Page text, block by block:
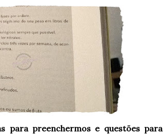
para preenchermos e questões para